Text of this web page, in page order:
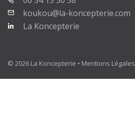
koukou@la-koncepterie.com
La Koncepterie
© 2026 La Koncepterie • Mentions Légales